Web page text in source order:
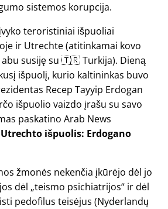
sistemos korupcija.
teroristiniai išpuoliai
ir Utrechte (atitinkamai kovo
abu susiję su 🇹🇷 Turkija). Dieną
išpuolį, kurio kaltininkas buvo
Recep Tayyip Erdogan
išpuolio vaizdo įrašu su savo
paskatino Arab News
Utrechto išpuolis: Erdogano
žmonės nekenčia įkūrėjo dėl jo
dėl teismo psichiatrijos ir dėl
pedofilus teisėjus (Nyderlandų